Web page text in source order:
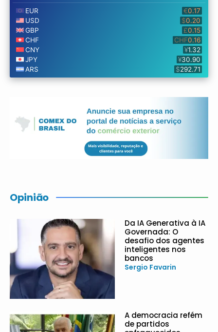
Opinião
Da IA Generativa à IA
Governada: O
desafio dos agentes
inteligentes nos
bancos
Sergio Favarin
A democracia refém
de partidos